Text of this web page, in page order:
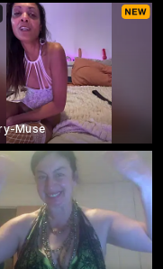
Muse